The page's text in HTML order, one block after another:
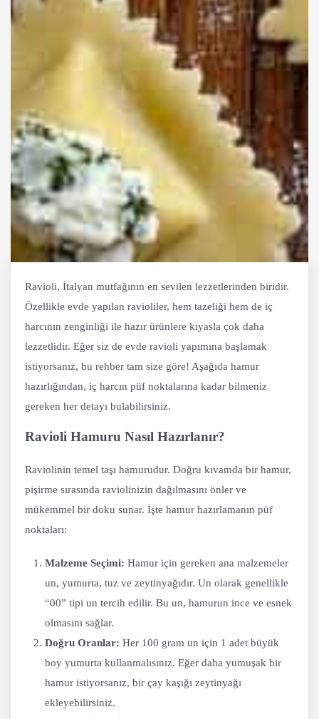
Ravioli, İtalyan mutfağının en sevilen lezzetlerinden biridir.
Özellikle evde yapılan ravioliler, hem tazeliği hem de iç
harcının zenginliği ile hazır ürünlere kıyasla çok daha
lezzetlidir. Eğer siz de evde ravioli yapımına başlamak
istiyorsanız, bu rehber tam size göre! Aşağıda hamur
hazırlığından, iç harcın püf noktalarına kadar bilmeniz
gereken her detayı bulabilirsiniz.
Ravioli Hamuru Nasıl Hazırlanır?
Raviolinin temel taşı hamurudur. Doğru kıvamda bir hamur,
pişirme sırasında raviolinizin dağılmasını önler ve
mükemmel bir doku sunar. İşte hamur hazırlamanın püf
noktaları:
Malzeme Seçimi: Hamur için gereken ana malzemeler
un, yumurta, tuz ve zeytinyağıdır. Un olarak genellikle
“00” tipi un tercih edilir. Bu un, hamurun ince ve esnek
olmasını sağlar.
Doğru Oranlar: Her 100 gram un için 1 adet büyük
boy yumurta kullanmalısınız. Eğer daha yumuşak bir
hamur istiyorsanız, bir çay kaşığı zeytinyağı
ekleyebilirsiniz.